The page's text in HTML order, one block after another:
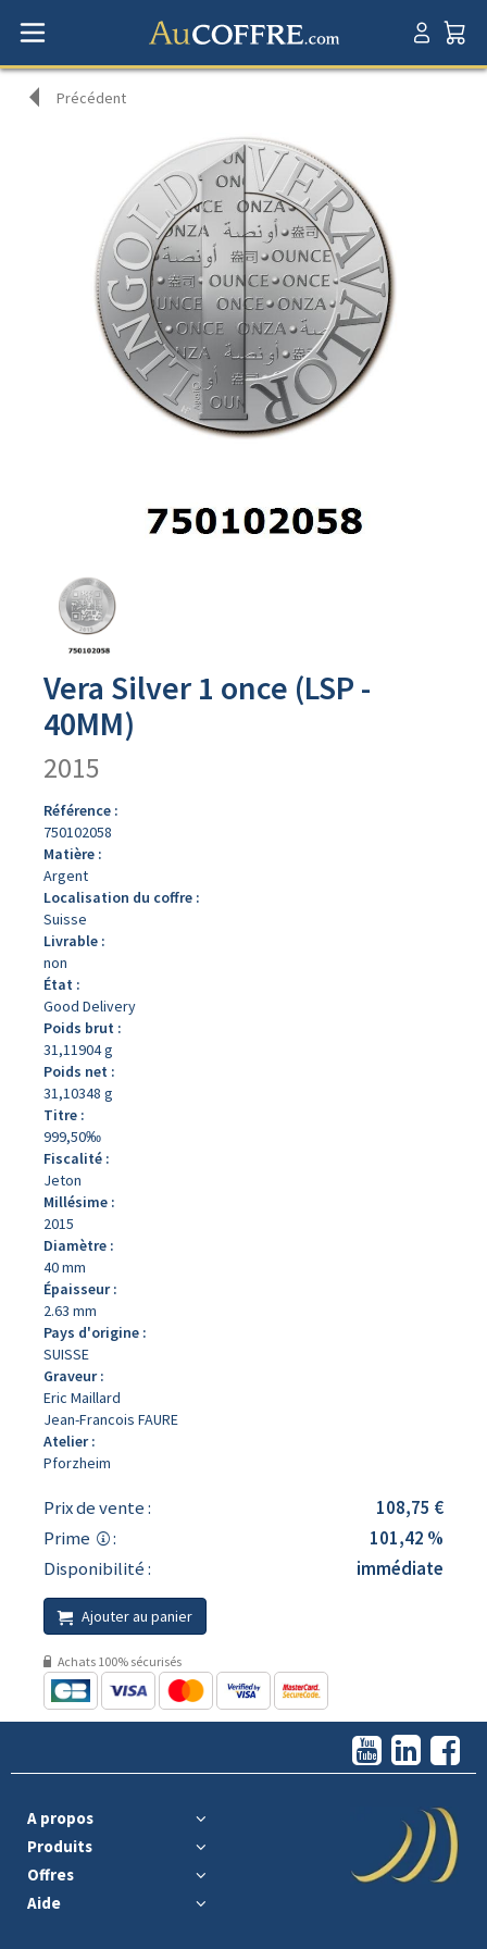
Précédent
produit
Vera Silver 1 once (LSP -
40MM)
2015
Référence :
750102058
Matière :
Argent
Localisation du coffre :
Suisse
Livrable :
non
État :
Good Delivery
Poids brut :
31,11904 g
Poids net :
31,10348 g
Titre :
999,50‰
Fiscalité :
Jeton
Millésime :
2015
Diamètre :
40 mm
Épaisseur :
2.63 mm
Pays d'origine :
SUISSE
Graveur :
Eric Maillard
Jean-Francois FAURE
Atelier :
Pforzheim
Prix de vente :
108,75 €
Prime
:
101,42 %
Disponibilité :
immédiate
Ajouter au panier
Achats 100% sécurisés
A propos
Produits
Offres
Aide